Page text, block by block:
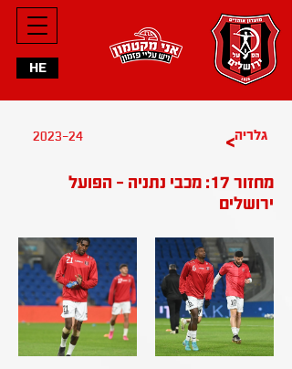
HE
2023-24 >גלריה
מחזור 17: מכבי נתניה - הפועל
ירושלים